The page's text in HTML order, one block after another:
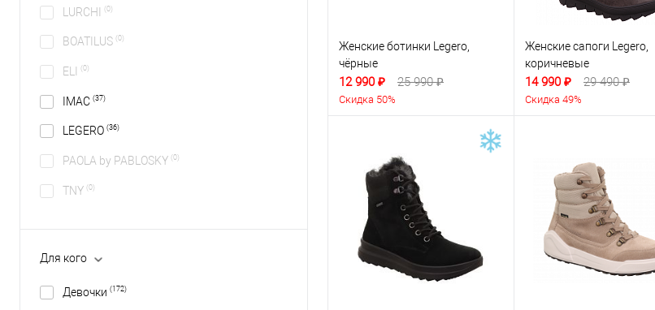
LURCHI (0)
BOATILUS (0)
ELI (0)
IMAC (37)
LEGERO (36)
PAOLA by PABLOSKY (0)
TNY (0)
Для кого
Девочки (172)
Женские ботинки Legero,
чёрные
12 990 ₽ 25 990 ₽
Скидка 50%
Женские сапоги Legero,
коричневые
14 990 ₽ 29 490 ₽
Скидка 49%